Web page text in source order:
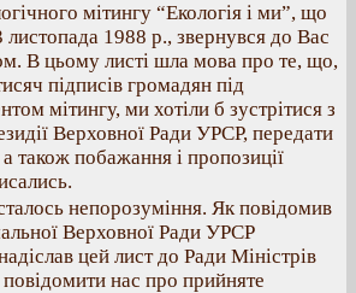
мітингу “Екологія і ми”, що
листопада 1988 р., звернувся до Вас
В цьому листі шла мова про те, що,
підписів громадян під
мітингу, ми хотіли б зустрітися з
Верховної Ради УРСР, передати
також побажання і пропозиції
непорозуміння. Як повідомив
Верховної Ради УРСР
цей лист до Ради Міністрів
нас про прийняте